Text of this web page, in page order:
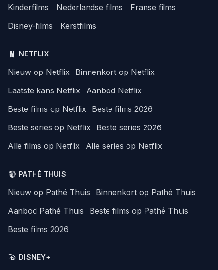
Kinderfilms
Nederlandse films
Franse films
Disney-films
Kerstfilms
NETFLIX
Nieuw op Netflix
Binnenkort op Netflix
Laatste kans Netflix
Aanbod Netflix
Beste films op Netflix
Beste films 2026
Beste series op Netflix
Beste series 2026
Alle films op Netflix
Alle series op Netflix
PATHÉ THUIS
Nieuw op Pathé Thuis
Binnenkort op Pathé Thuis
Aanbod Pathé Thuis
Beste films op Pathé Thuis
Beste films 2026
DISNEY+